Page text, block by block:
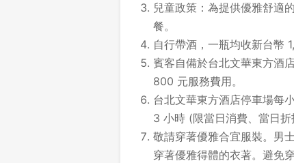
兒童政策：為提供優雅舒適
餐。
自行帶酒，一瓶均收新台幣
賓客自備於台北文華東方酒
800 元服務費用。
台北文華東方酒店停車場每
3 小時 (限當日消費、當日折
敬請穿著優雅合宜服裝。男
穿著優雅得體的衣著。避免